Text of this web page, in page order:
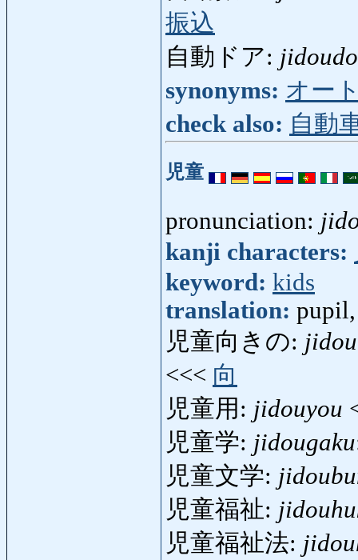
振込
自動ドア:
synonyms: オー
check also: 自動
児童
pronunciation:
kanji characters:
keyword: kids
translation:
児童向きの:
<<< 向
児童用: jidouyou
児童学: jidougaku
児童文学:
児童福祉:
児童福祉法: